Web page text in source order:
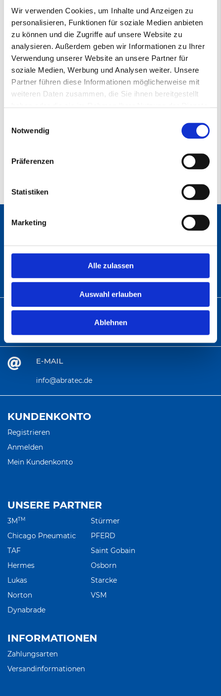
Wir verwenden Cookies, um Inhalte und Anzeigen zu
personalisieren, Funktionen für soziale Medien anbieten
zu können und die Zugriffe auf unsere Website zu
analysieren. Außerdem geben wir Informationen zu Ihrer
Verwendung unserer Website an unsere Partner für
soziale Medien, Werbung und Analysen weiter. Unsere
Partner führen diese Informationen möglicherweise mit
weiteren Daten zusammen, die Sie ihnen bereitgestellt
Notwendig
Präferenzen
Statistiken
Marketing
Alle zulassen
Auswahl erlauben
Ablehnen
Mehr
Informationen
Filmklettscheibe
001451385
240+
3M™ 775L Cubitron™ II
150mm Multihole Lochung
775L Klettscheiben (PDF)
33729 Bielefeld
TELEFON
E-MAIL
info@abratec.de
KUNDENKONTO
Registrieren
Anmelden
Mein Kundenkonto
UNSERE PARTNER
3MTM
Chicago Pneumatic
TAF
Hermes
Lukas
Norton
Dynabrade
Stürmer
PFERD
Saint Gobain
Osborn
Starcke
VSM
INFORMATIONEN
Zahlungsarten
Versandinformationen